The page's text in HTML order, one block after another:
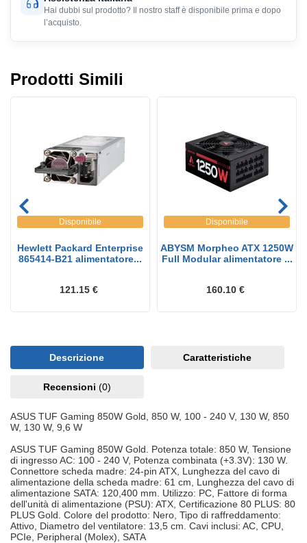
Hai dubbi sul prodotto? Il nostro staff è disponibile prima e dopo
l’acquisto.
Prodotti Simili
Disponibile
Hewlett Packard Enterprise
865414-B21 alimentatore...
121.15 €
Disponibile
ABYSM Morpheo ATX 1250W
Full Modular alimentatore ...
160.10 €
Descrizione Caratteristiche
Recensioni (0)
ASUS TUF Gaming 850W Gold, 850 W, 100 - 240 V, 130 W, 850
W, 130 W, 9,6 W
ASUS TUF Gaming 850W Gold. Potenza totale: 850 W, Tensione
di ingresso AC: 100 - 240 V, Potenza combinata (+3.3V): 130 W.
Connettore scheda madre: 24-pin ATX, Lunghezza del cavo di
alimentazione della scheda madre: 61 cm, Lunghezza del cavo di
alimentazione SATA: 120,400 mm. Utilizzo: PC, Fattore di forma
dell'unità di alimentazione (PSU): ATX, Certificazione 80 PLUS: 80
PLUS Gold. Colore del prodotto: Nero, Tipo di raffreddamento:
Attivo, Diametro del ventilatore: 13,5 cm. Cavi inclusi: AC, CPU,
PCIe, Peripheral (Molex), SATA